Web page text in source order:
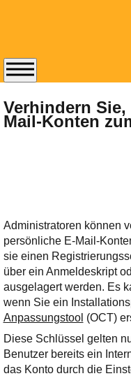
Verhindern
Mail-Konten
Administratoren können
persönliche E-Mail-
sie einen
über ein Anmeldeskript
ausgelagert werden. Es
wenn Sie ein
Anpassungstool (OCT)
Diese Schlüssel gelten
Benutzer bereits ein
das Konto durch die
Abonnieren Sie
14-tägig
erscheinenden
bereithält!
Wie z.B. Outlook,
GMail,
oder auch
KuNoMail, usw.
Ihre E-Mail
Adresse:
E-Mail